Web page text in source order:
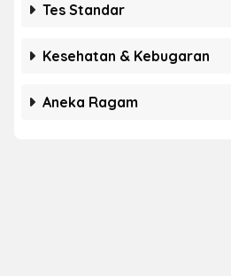
Tes Standar
Kesehatan & Kebugaran
Aneka Ragam